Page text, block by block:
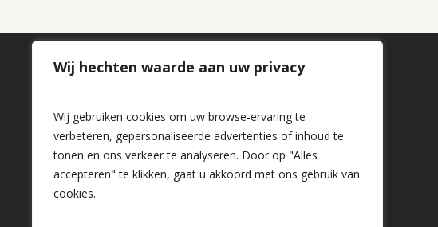
Wij hechten waarde aan uw privacy
Wij gebruiken cookies om uw browse-ervaring te
verbeteren, gepersonaliseerde advertenties of inhoud te
tonen en ons verkeer te analyseren. Door op "Alles
accepteren" te klikken, gaat u akkoord met ons gebruik van
cookies.
Contact
Privacy
Cookies